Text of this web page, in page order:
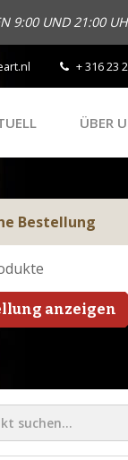
9:00 UND 21:00
+ 316 23
ÜBER
Bestellung
anzeigen